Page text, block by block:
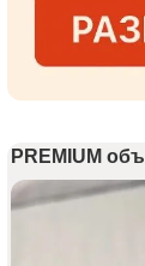
PREMIUM